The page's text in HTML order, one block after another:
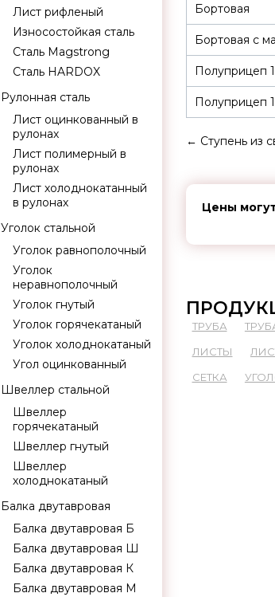
Лист рифленый
Износостойкая сталь
Сталь Magstrong
Сталь HARDOX
Рулонная сталь
Лист оцинкованный в
рулонах
Лист полимерный в
рулонах
Лист холоднокатанный
в рулонах
Уголок стальной
Уголок равнополочный
Уголок
неравнополочный
Уголок гнутый
Уголок горячекатаный
Уголок холоднокатаный
Угол оцинкованный
Швеллер стальной
Швеллер
горячекатаный
Швеллер гнутый
Швеллер
холоднокатаный
Балка двутавровая
Балка двутавровая Б
Балка двутавровая Ш
Балка двутавровая К
Балка двутавровая М
Бортовая
Бортовая с
Полуприцеп
Полуприцеп
← Ступень из
Цены
ТРУБА
ЛИСТЫ
СЕТКА